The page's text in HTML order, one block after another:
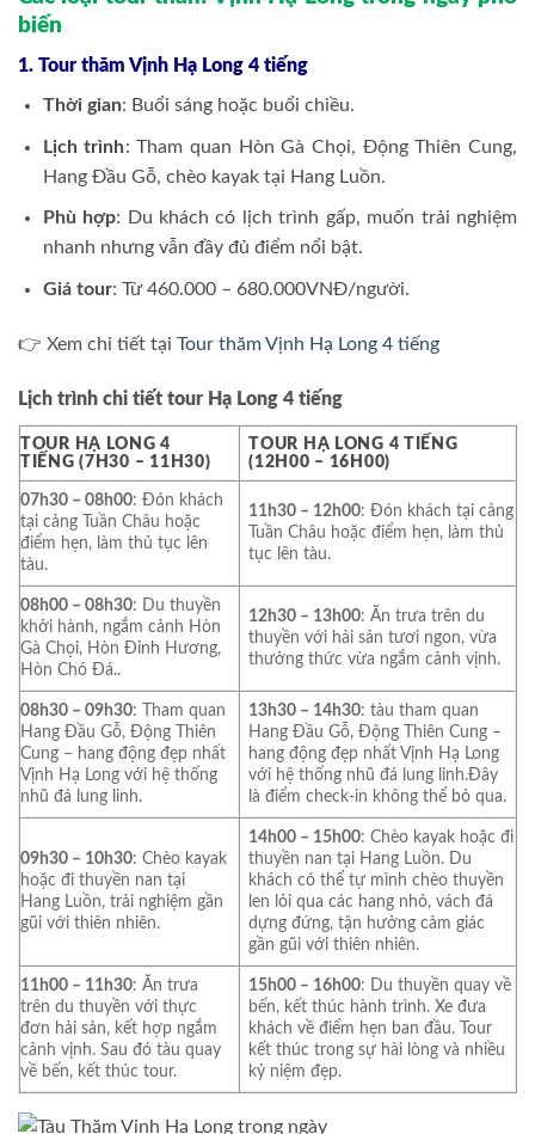
biến
1. Tour thăm Vịnh Hạ Long 4 tiếng
Thời gian: Buổi sáng hoặc buổi chiều.
Lịch trình: Tham quan Hòn Gà Chọi, Động Thiên Cung,
Hang Đầu Gỗ, chèo kayak tại Hang Luồn.
Phù hợp: Du khách có lịch trình gấp, muốn trải nghiệm
nhanh nhưng vẫn đầy đủ điểm nổi bật.
Giá tour: Từ 460.000 – 680.000VNĐ/người.
👉 Xem chi tiết tại Tour thăm Vịnh Hạ Long 4 tiếng
Lịch trình chi tiết tour Hạ Long 4 tiếng
TOUR HẠ LONG 4
TIẾNG (7H30 – 11H30)
TOUR HẠ LONG 4 TIẾNG
(12H00 – 16H00)
07h30 – 08h00: Đón khách
tại cảng Tuần Châu hoặc
điểm hẹn, làm thủ tục lên
tàu.
11h30 – 12h00: Đón khách tại cảng
Tuần Châu hoặc điểm hẹn, làm thủ
tục lên tàu.
08h00 – 08h30: Du thuyền
khởi hành, ngắm cảnh Hòn
Gà Chọi, Hòn Đỉnh Hương,
Hòn Chó Đá..
12h30 – 13h00: Ăn trưa trên du
thuyền với hải sản tươi ngon, vừa
thưởng thức vừa ngắm cảnh vịnh.
08h30 – 09h30: Tham quan
Hang Đầu Gỗ, Động Thiên
Cung – hang động đẹp nhất
Vịnh Hạ Long với hệ thống
nhũ đá lung linh.
13h30 – 14h30: tàu tham quan
Hang Đầu Gỗ, Động Thiên Cung –
hang động đẹp nhất Vịnh Hạ Long
với hệ thống nhũ đá lung linh.Đây
là điểm check-in không thể bỏ qua.
09h30 – 10h30: Chèo kayak
hoặc đi thuyền nan tại
Hang Luồn, trải nghiệm gần
gũi với thiên nhiên.
14h00 – 15h00: Chèo kayak hoặc đi
thuyền nan tại Hang Luồn. Du
khách có thể tự mình chèo thuyền
len lỏi qua các hang nhỏ, vách đá
dựng đứng, tận hưởng cảm giác
gần gũi với thiên nhiên.
11h00 – 11h30: Ăn trưa
trên du thuyền với thực
đơn hải sản, kết hợp ngắm
cảnh vịnh. Sau đó tàu quay
về bến, kết thúc tour.
15h00 – 16h00: Du thuyền quay về
bến, kết thúc hành trình. Xe đưa
khách về điểm hẹn ban đầu. Tour
kết thúc trong sự hài lòng và nhiều
kỷ niệm đẹp.